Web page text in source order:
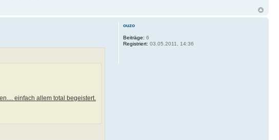
einfach allem total begeistert.
ouzo
Beiträge: 6
Registriert: 03.05.2011, 14:36